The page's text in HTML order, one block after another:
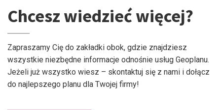
Chcesz wiedzieć więcej?
Zapraszamy Cię do zakładki obok, gdzie znajdziesz
wszystkie niezbędne informacje odnośnie usług Geoplanu.
Jeżeli już wszystko wiesz – skontaktuj się z nami i dołącz
do najlepszego planu dla Twojej firmy!